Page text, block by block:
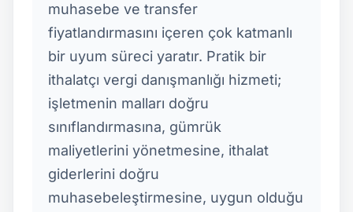
muhasebe ve transfer
fiyatlandırmasını içeren çok katmanlı
bir uyum süreci yaratır. Pratik bir
ithalatçı vergi danışmanlığı hizmeti;
işletmenin malları doğru
sınıflandırmasına, gümrük
maliyetlerini yönetmesine, ithalat
giderlerini doğru
muhasebeleştirmesine, uygun olduğu